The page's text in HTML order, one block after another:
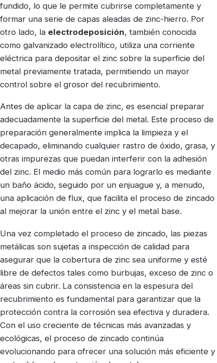
fundido, lo que le permite cubrirse completamente y
formar una serie de capas aleadas de zinc-hierro. Por
otro lado, la electrodeposición, también conocida
como galvanizado electrolítico, utiliza una corriente
eléctrica para depositar el zinc sobre la superficie del
metal previamente tratada, permitiendo un mayor
control sobre el grosor del recubrimiento.
Antes de aplicar la capa de zinc, es esencial preparar
adecuadamente la superficie del metal. Este proceso de
preparación generalmente implica la limpieza y el
decapado, eliminando cualquier rastro de óxido, grasa, y
otras impurezas que puedan interferir con la adhesión
del zinc. El medio más común para lograrlo es mediante
un baño ácido, seguido por un enjuague y, a menudo,
una aplicación de flux, que facilita el proceso de zincado
al mejorar la unión entre el zinc y el metal base.
Una vez completado el proceso de zincado, las piezas
metálicas son sujetas a inspección de calidad para
asegurar que la cobertura de zinc sea uniforme y esté
libre de defectos tales como burbujas, exceso de zinc o
áreas sin cubrir. La consistencia en la espesura del
recubrimiento es fundamental para garantizar que la
protección contra la corrosión sea efectiva y duradera.
Con el uso creciente de técnicas más avanzadas y
ecológicas, el proceso de zincado continúa
evolucionando para ofrecer una solución más eficiente y